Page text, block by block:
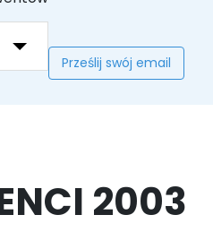
Prześlij swój email
2003